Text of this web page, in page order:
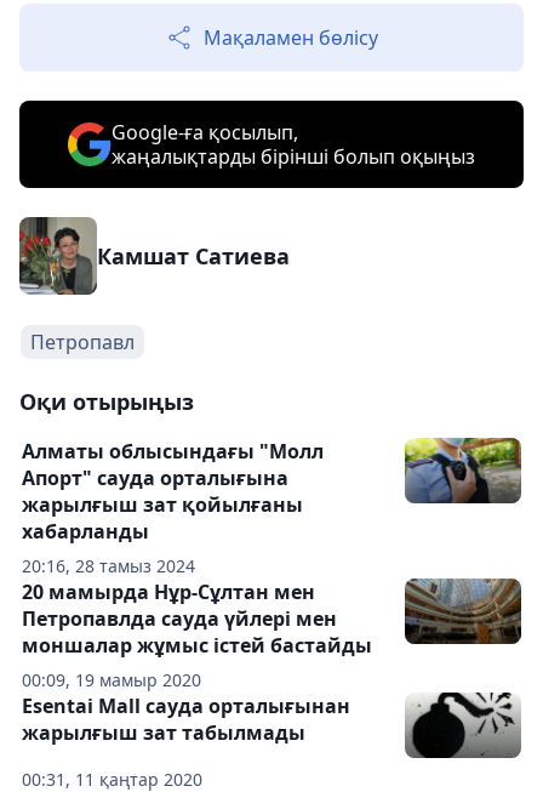
Мақаламен бөлісу
Google-ға қосылып,
жаңалықтарды бірінші болып оқыңыз
Камшат Сатиева
Петропавл
Оқи отырыңыз
20:16, 28 тамыз 2024
Алматы облысындағы "Молл
Апорт" сауда орталығына
жарылғыш зат қойылғаны
хабарланды
00:09, 19 мамыр 2020
20 мамырда Нұр-Сұлтан мен
Петропавлда сауда үйлері мен
моншалар жұмыс істей бастайды
00:31, 11 қаңтар 2020
Esentai Mall сауда орталығынан
жарылғыш зат табылмады